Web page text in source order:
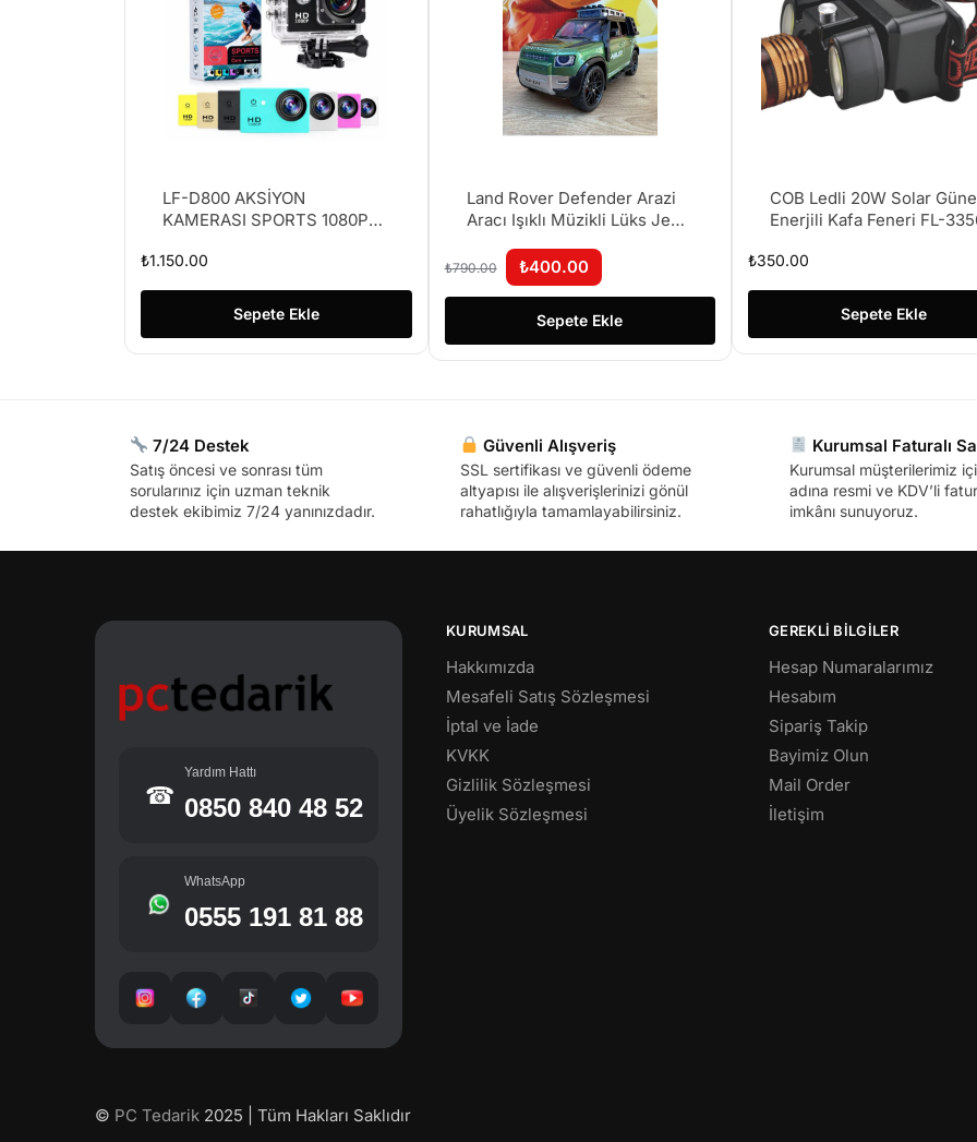
LF-D800 AKSİYON
KAMERASI SPORTS 1080P
₺1.150.00
Sepete Ekle
Land Rover Defender Arazi
Aracı Işıklı Müzikli Lüks Jeep
Sürtmeli 17CM
₺790.00 ₺400.00
Sepete Ekle
COB Ledli 20W Solar
Enerjili Kafa Feneri FL-
₺350.00
Sepete Ekle
7/24 Destek
Satış öncesi ve sonrası tüm
sorularınız için uzman teknik
destek ekibimiz 7/24 yanınızdadır.
Güvenli Alışveriş
SSL sertifikası ve güvenli ödeme
altyapısı ile alışverişlerinizi gönül
rahatlığıyla tamamlayabilirsiniz.
Kurumsal Faturalı
Kurumsal müşterilerimiz
adına resmi ve KDV’li
imkânı sunuyoruz.
☎
Yardım Hattı
0850 840 48 52
WhatsApp
0555 191 81 88
KURUMSAL
Hakkımızda
Mesafeli Satış Sözleşmesi
İptal ve İade
KVKK
Gizlilik Sözleşmesi
Üyelik Sözleşmesi
GEREKLİ BİLGİLER
Hesap Numaralarımız
Hesabım
Sipariş Takip
Bayimiz Olun
Mail Order
İletişim
© PC Tedarik 2025 | Tüm Hakları Saklıdır